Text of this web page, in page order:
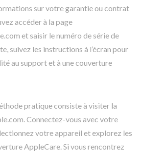
sur votre garantie ou contrat
accéder à la page
et saisir le numéro de série de
suivez les instructions à l’écran pour
au support et à une couverture
pratique consiste à visiter la
Connectez-vous avec votre
votre appareil et explorez les
AppleCare. Si vous rencontrez